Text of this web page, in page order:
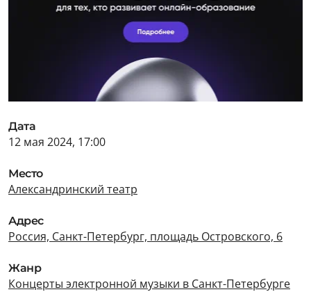
Дата
12 мая 2024, 17:00
Место
Александринский театр
Адрес
Россия, Санкт-Петербург, площадь Островского, 6
Жанр
Концерты электронной музыки в Санкт-Петербурге